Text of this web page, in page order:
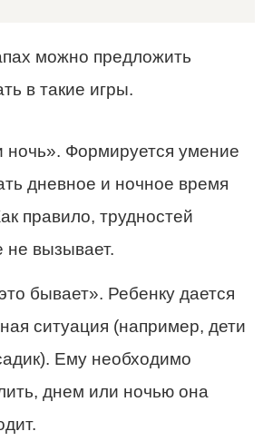
можно предложить
в такие игры.
ночь». Формируется умение
дневное и ночное время
правило, трудностей
не вызывает.
бывает». Ребенку дается
ситуация (например, дети
Ему необходимо
днем или ночью она